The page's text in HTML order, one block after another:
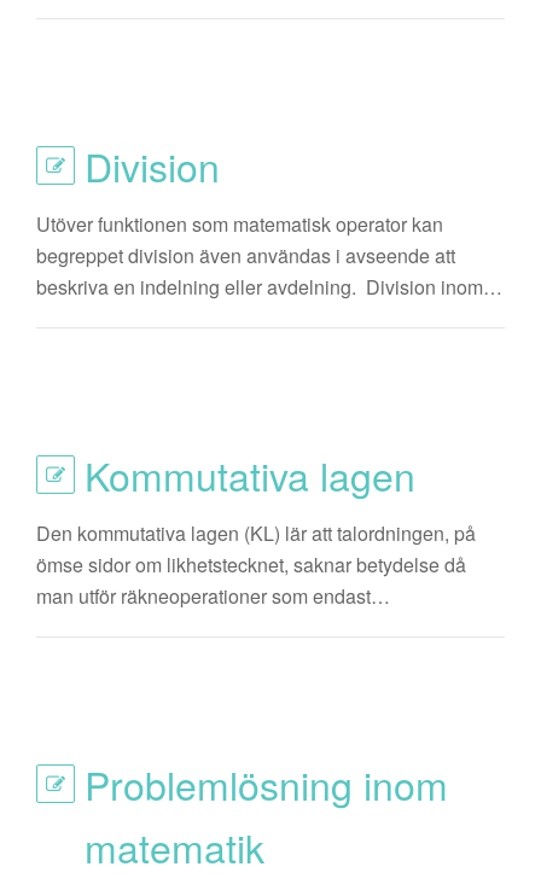
Division
Utöver funktionen som matematisk operator kan
begreppet division även användas i avseende att
beskriva en indelning eller avdelning. Division inom…
Kommutativa lagen
Den kommutativa lagen (KL) lär att talordningen, på
ömse sidor om likhetstecknet, saknar betydelse då
man utför räkneoperationer som endast…
Problemlösning inom
matematik